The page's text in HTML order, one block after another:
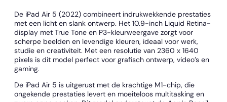
De iPad Air 5 (2022) combineert indrukwekkende prestaties
met een licht en slank ontwerp. Het 10.9-inch Liquid Retina-
display met True Tone en P3-kleurweergave zorgt voor
scherpe beelden en levendige kleuren, ideaal voor werk,
studie en creativiteit. Met een resolutie van 2360 x 1640
pixels is dit model perfect voor grafisch ontwerp, video’s en
gaming.
De iPad Air 5 is uitgerust met de krachtige M1-chip, die
ongekende prestaties levert en moeiteloos multitasking en